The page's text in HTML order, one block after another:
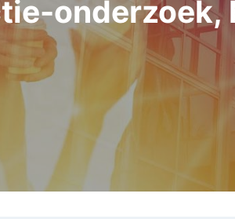
onderzoek,